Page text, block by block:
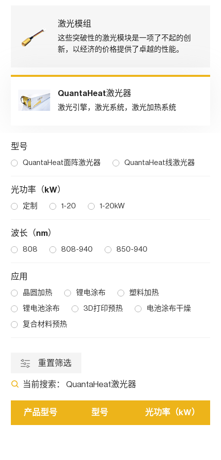
激光模组
这些突破性的激光模块是一项了不起的创
新，以经济的价格提供了卓越的性能。
QuantaHeat激光器
激光引擎，激光系统，激光加热系统
型号
QuantaHeat面阵激光器 QuantaHeat线激光器
光功率（kW）
定制 1-20 1-20kW
波长（nm）
808 808-940 850-940
应用
晶圆加热 锂电涂布 塑料加热
锂电池涂布 3D打印预热 电池涂布干燥
复合材料预热
重置筛选
当前搜索：QuantaHeat激光器
产品型号 型号 光功率（kW）